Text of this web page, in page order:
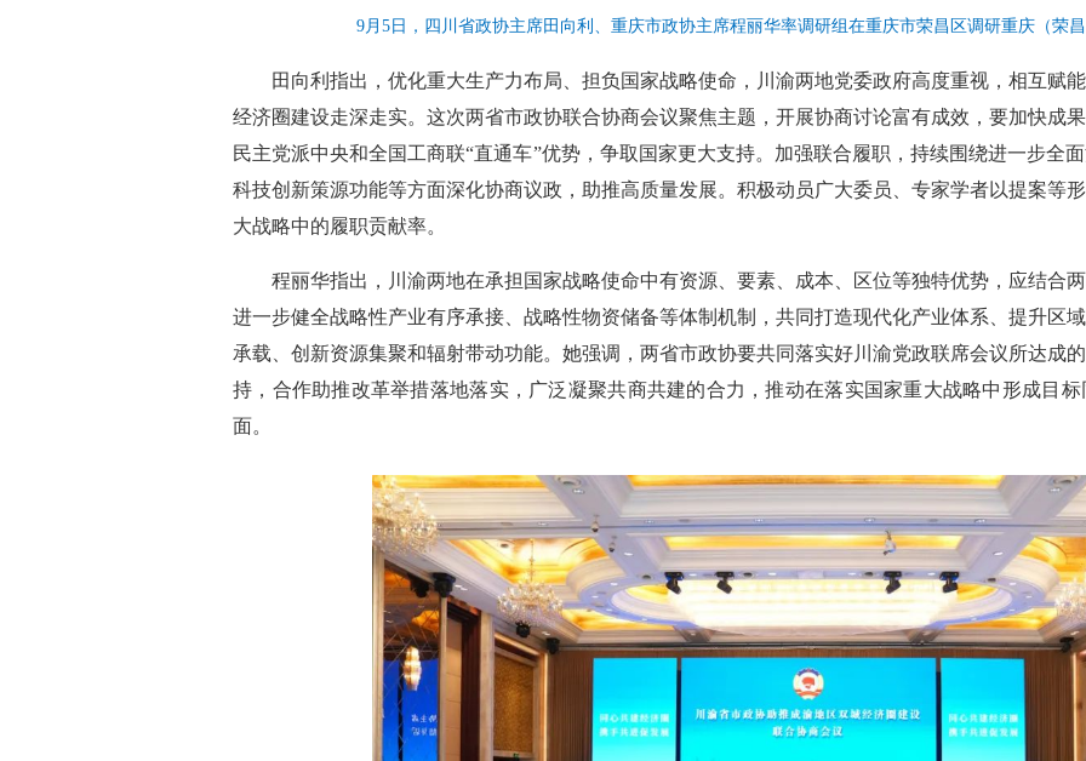
9月5日，四川省政协主席田向利、重庆市政协主席程丽华率调研组在重庆市荣昌区调研重庆（荣
田向利指出，优化重大生产力布局、担负国家战略使命，川渝两地党委政府高度重视，相互赋
经济圈建设走深走实。这次两省市政协联合协商会议聚焦主题，开展协商讨论富有成效，要加快成
民主党派中央和全国工商联“直通车”优势，争取国家更大支持。加强联合履职，持续围绕进一步全
科技创新策源功能等方面深化协商议政，助推高质量发展。积极动员广大委员、专家学者以提案等
大战略中的履职贡献率。
程丽华指出，川渝两地在承担国家战略使命中有资源、要素、成本、区位等独特优势，应结合
进一步健全战略性产业有序承接、战略性物资储备等体制机制，共同打造现代化产业体系、提升区
承载、创新资源集聚和辐射带动功能。她强调，两省市政协要共同落实好川渝党政联席会议所达成
持，合作助推改革举措落地落实，广泛凝聚共商共建的合力，推动在落实国家重大战略中形成目
面。